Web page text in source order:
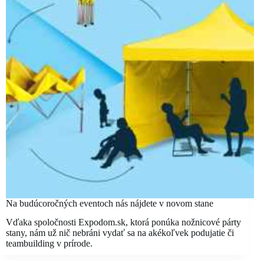
Na budúcoročných eventoch nás nájdete v novom stane
Vďaka spoločnosti Expodom.sk, ktorá ponúka nožnicové párty
stany, nám už nič nebráni vydať sa na akékoľvek podujatie či
teambuilding v prírode.